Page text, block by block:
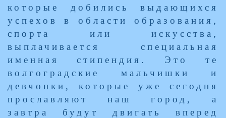
которые добились выдающихся
успехов в области образования,
спорта или искусства,
выплачивается специальная
именная стипендия. Это те
волгоградские мальчишки и
девчонки, которые уже сегодня
прославляют наш город, а
завтра будут двигать вперед